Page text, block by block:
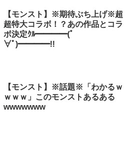
【モンスト】※期待ぶち上げ※超
超特大コラボ！？あの作品とコラ
ボ決定ｸﾙ━━━━(ﾟ
∀ﾟ)━━━━!!
【モンスト】※話題※「わかるｗ
ｗｗｗ」このモンストあるある
wwwwwww